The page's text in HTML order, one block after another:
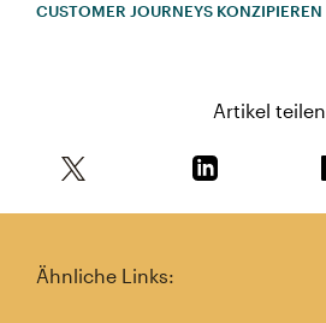
CUSTOMER JOURNEYS KONZIPIEREN
Artikel teilen
Ähnliche Links: